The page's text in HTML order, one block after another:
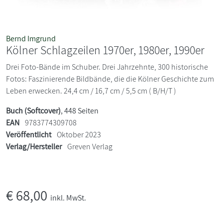
Bernd Imgrund
Kölner Schlagzeilen 1970er, 1980er, 1990er
Drei Foto-Bände im Schuber. Drei Jahrzehnte, 300 historische
Fotos: Faszinierende Bildbände, die die Kölner Geschichte zum
Leben erwecken. 24,4 cm / 16,7 cm / 5,5 cm ( B/H/T )
Buch (Softcover), 448 Seiten
EAN 9783774309708
Veröffentlicht Oktober 2023
Verlag/Hersteller Greven Verlag
€68,00 inkl. MwSt.